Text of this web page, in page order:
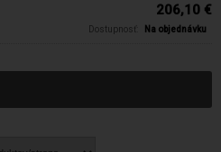
206,10 €
Dostupnosť: Na objednávku